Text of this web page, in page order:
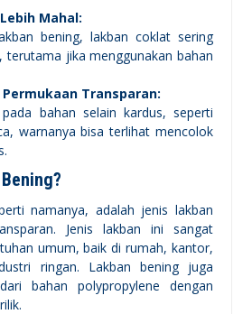
Mahal:
bening, lakban coklat sering
terutama jika menggunakan bahan
Transparan:
pada bahan selain kardus, seperti
warnanya bisa terlihat mencolok
namanya, adalah jenis lakban
Jenis lakban ini sangat
umum, baik di rumah, kantor,
ringan. Lakban bening juga
bahan polypropylene dengan